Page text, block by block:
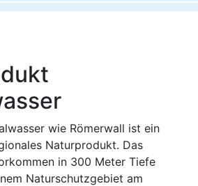
wie Römerwall ist ein
Naturprodukt. Das
in 300 Meter Tiefe
Naturschutzgebiet am